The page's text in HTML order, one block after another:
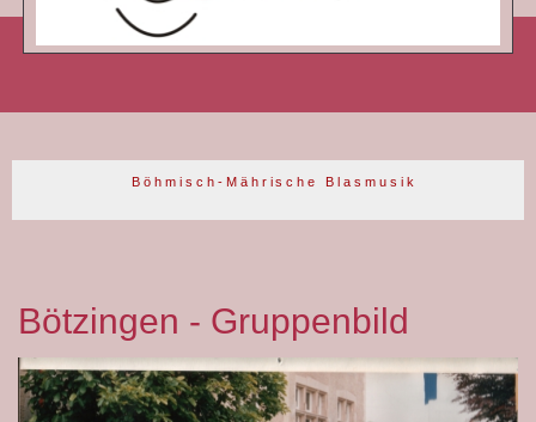
B ö h m i s c h - M ä h r i s c h e B l a s m u s i k
Bötzingen - Gruppenbild